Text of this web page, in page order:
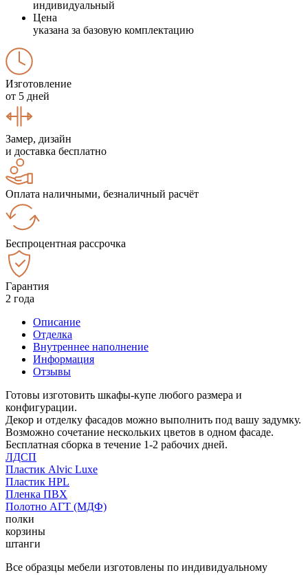
индивидуальный
Цена
указана за базовую комплектацию
Изготовление
от 5 дней
Замер, дизайн
и доставка бесплатно
Оплата наличными, безналичный расчёт
Беспроцентная рассрочка
Гарантия
2 года
Описание
Отделка
Внутреннее наполнение
Информация
Отзывы
Готовы изготовить шкафы-купе любого размера и
конфигурации.
Декор и отделку фасадов можно выполнить под вашу задумку.
Возможно сочетание нескольких цветов в одном фасаде.
Бесплатная сборка в течение 1-2 рабочих дней.
ЛДСП
Пластик Alvic Luxe
Пластик HPL
Пленка ПВХ
Полотно АГТ (МДФ)
полки
корзины
штанги
Все образцы мебели изготовлены по индивидуальному